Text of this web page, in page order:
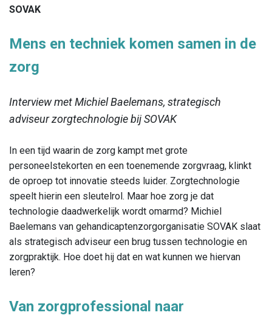
SOVAK
Mens en techniek komen samen in de
zorg
Interview met Michiel Baelemans, strategisch
adviseur zorgtechnologie bij SOVAK
In een tijd waarin de zorg kampt met grote
personeelstekorten en een toenemende zorgvraag, klinkt
de oproep tot innovatie steeds luider. Zorgtechnologie
speelt hierin een sleutelrol. Maar hoe zorg je dat
technologie daadwerkelijk wordt omarmd? Michiel
Baelemans van gehandicaptenzorgorganisatie SOVAK slaat
als strategisch adviseur een brug tussen technologie en
zorgpraktijk. Hoe doet hij dat en wat kunnen we hiervan
leren?
Van zorgprofessional naar